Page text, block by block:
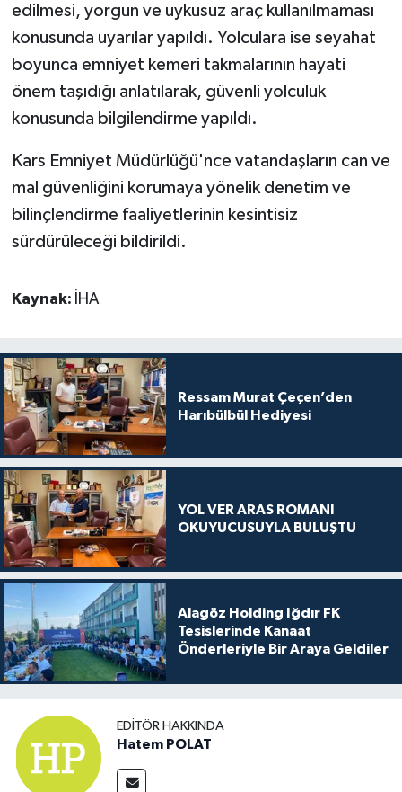
edilmesi, yorgun ve uykusuz araç kullanılmaması
konusunda uyarılar yapıldı. Yolculara ise seyahat
boyunca emniyet kemeri takmalarının hayati
önem taşıdığı anlatılarak, güvenli yolculuk
konusunda bilgilendirme yapıldı.
Kars Emniyet Müdürlüğü'nce vatandaşların can ve
mal güvenliğini korumaya yönelik denetim ve
bilinçlendirme faaliyetlerinin kesintisiz
sürdürüleceği bildirildi.
Kaynak: İHA
Ressam Murat Çeçen’den
Harıbülbül Hediyesi
YOL VER ARAS ROMANI
OKUYUCUSUYLA BULUŞTU
Alagöz Holding Iğdır FK
Tesislerinde Kanaat
Önderleriyle Bir Araya Geldiler
EDITÖR HAKKINDA
Hatem POLAT